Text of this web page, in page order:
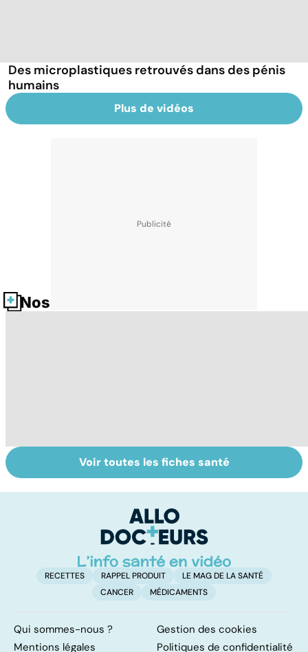
Des microplastiques retrouvés dans des pénis
humains
Plus de vidéos
Nos fiches santé
Tout savoir sur le
cerveau
Staphylocoque
doré : une
surveillance
Voir toutes les fiches santé
RECETTES RAPPEL PRODUIT
LE MAG DE LA SANTÉ
CANCER
MÉDICAMENTS
Qui sommes-nous ?
Gestion des cookies
Mentions légales
Politiques de confidentialité